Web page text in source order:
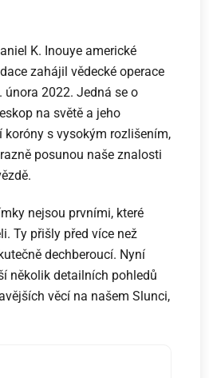
K. Inouye americké
zahájil vědecké operace
února 2022. Jedná se o
na světě a jeho
koróny s vysokým rozlišením,
posunou naše znalosti
nejsou prvními, které
Ty přišly před více než
dechberoucí. Nyní
několik detailních pohledů
věcí na našem Slunci,